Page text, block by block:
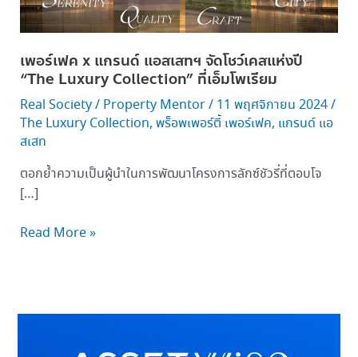
เพอร์เฟค x แกรนด์ แอสเสทฯ จัดโชว์เคสแห่งปี
“The Luxury Collection” ที่เอ็มโพเรียม
Real Society/ Property Mentor/ 11 พฤศจิกายน 2024/
The Luxury Collection, พร็อพเพอร์ตี้ เพอร์เฟค, แกรนด์ แอ
สเสท
ตอกย้ำความเป็นผู้นำในการพัฒนาโครงการลักซ์ชัวรี่ที่ตอบโจ
[…]
ปี
“The
Luxury
Collection” ที่
โพ
เรียม
Read More »